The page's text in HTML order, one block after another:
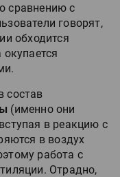
сравнению с
говорят,
обходится
состав
(именно они
в реакцию с
в воздух
работа с
Отрадно,